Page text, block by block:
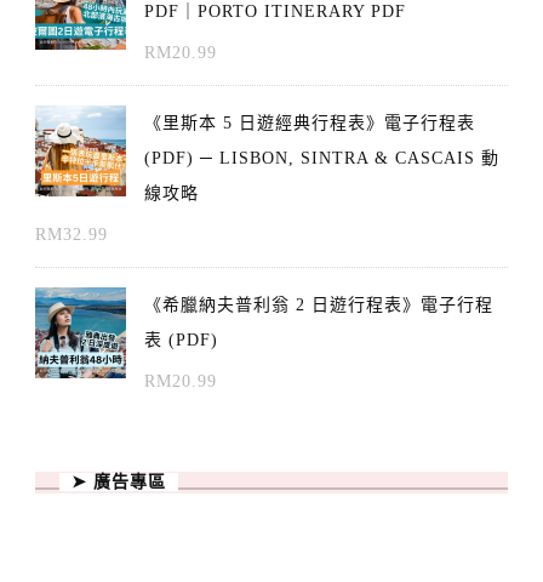
PDF｜PORTO ITINERARY PDF
RM20.99
《里斯本 5 日遊經典行程表》電子行程表
(PDF) ─ LISBON, SINTRA & CASCAIS 動
線攻略
RM32.99
《希臘納夫普利翁 2 日遊行程表》電子行程
表 (PDF)
RM20.99
➤ 廣告專區